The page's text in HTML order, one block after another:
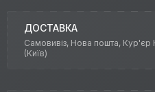
ДОСТАВКА
Самовивіз, Нова пошта,
(Київ)